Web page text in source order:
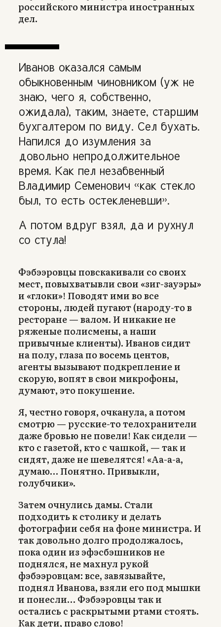
российского министра иностранных
дел.
Иванов оказался самым
обыкновенным чиновником (уж не
знаю, чего я, собственно,
ожидала), таким, знаете, старшим
бухгалтером по виду. Сел бухать.
Напился до изумления за
довольно непродолжительное
время. Как пел незабвенный
Владимир Семенович «как стекло
был, то есть остекленевши».
А потом вдруг взял, да и рухнул
со стула!
Фэбээровцы повскакивали со своих
мест, повыхватывли свои «зиг-зауэры»
и «глоки»! Поводят ими во все
стороны, людей пугают (народу-то в
ресторане — валом. И никакие не
ряженые полисмены, а наши
привычные клиенты). Иванов сидит
на полу, глаза по восемь центов,
агенты вызывают подкрепление и
скорую, вопят в свои микрофоны,
думают, это покушение.
Я, честно говоря, очканула, а потом
смотрю — русские-то телохранители
даже бровью не повели! Как сидели —
кто с газетой, кто с чашкой, — так и
сидят, даже не шевелятся! «Аа-а-а,
думаю… Понятно. Привыкли,
голубчики».
Затем очнулись дамы. Стали
подходить к столику и делать
фотографии себя на фоне министра. И
так довольно долго продолжалось,
пока один из эфэсбэшников не
поднялся, не махнул рукой
фэбээровцам: все, завязывайте,
поднял Иванова, взяли его под мышки
и понесли… Фэбээровцы так и
остались с раскрытыми ртами стоять.
Как дети, право слово!